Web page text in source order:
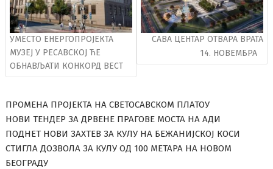
УМЕСТО ЕНЕРГОПРОЈЕКТА
МУЗЕЈ У РЕСАВСКОЈ ЋЕ
ОБНАВЉАТИ КОНКОРД ВЕСТ
САВА ЦЕНТАР ОТВАРА ВРАТА
14. НОВЕМБРА
ПРОМЕНА ПРОЈЕКТА НА СВЕТОСАВСКОМ ПЛАТОУ
НОВИ ТЕНДЕР ЗА ДРВЕНЕ ПРАГОВЕ МОСТА НА АДИ
ПОДНЕТ НОВИ ЗАХТЕВ ЗА КУЛУ НА БЕЖАНИЈСКОЈ КОСИ
СТИГЛА ДОЗВОЛА ЗА КУЛУ ОД 100 МЕТАРА НА НОВОМ
БЕОГРАДУ